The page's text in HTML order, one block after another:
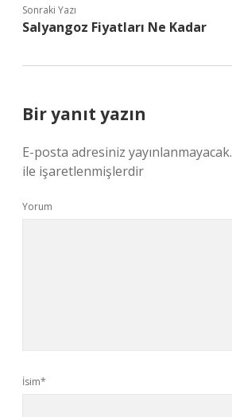
Sonraki Yazı
Salyangoz Fiyatları Ne Kadar
Bir yanıt yazın
E-posta adresiniz yayınlanmayacak.
ile işaretlenmişlerdir
Yorum
İsim*